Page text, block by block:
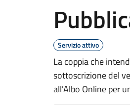
Servizio attivo
La coppia che
sottoscrizione del
all'Albo Online per